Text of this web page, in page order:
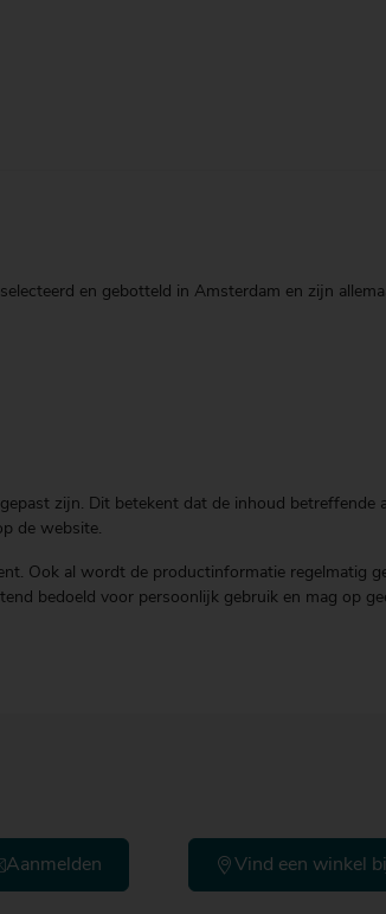
en gebotteld in Amsterdam en zijn
zijn. Dit betekent dat de inhoud betreffende
de website.
Ook al wordt de productinformatie regelmatig
bedoeld voor persoonlijk gebruik en mag op
Aanmelden Vind een winkel